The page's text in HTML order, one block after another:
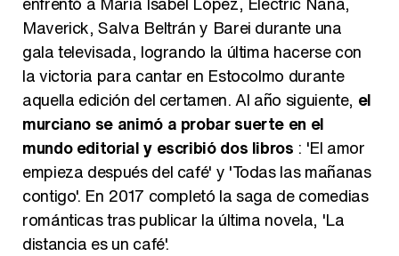
Maverick, Salva Beltrán y Barei durante una
gala televisada, logrando la última hacerse con
la victoria para cantar en Estocolmo durante
aquella edición del certamen. Al año siguiente, el
murciano se animó a probar suerte en el
mundo editorial y escribió dos libros : 'El amor
empieza después del café' y 'Todas las mañanas
contigo'. En 2017 completó la saga de comedias
románticas tras publicar la última novela, 'La
distancia es un café'.